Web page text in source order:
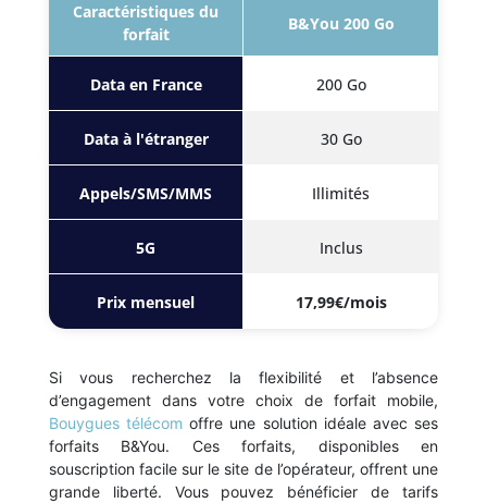
Caractéristiques du
forfait
Data en France
Data à l'étranger
Appels/SMS/MMS
5G
Prix mensuel
B&You 200 Go
200 Go
30 Go
Illimités
Inclus
17,99€/mois
Si vous recherchez la flexibilité et l’absence
d’engagement dans votre choix de forfait mobile,
Bouygues télécom offre une solution idéale avec ses
forfaits B&You. Ces forfaits, disponibles en
souscription facile sur le site de l’opérateur, offrent une
grande liberté. Vous pouvez bénéficier de tarifs